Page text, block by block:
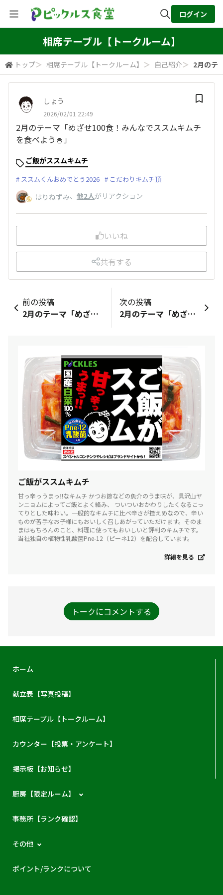
全体検索
検索
ログイン
相席テーブル【トークルーム】
トップ＞ 相席テーブル【トークルーム】 ＞ 自己紹介＞ 2月のテ
しょう
2026/02/01 22:49
2月のテーマ「めざせ100食！みんなでススムキムチ
を食べよう🍚」
ご飯がススムキムチ
ススムくんおめでとう2026 こだわりキムチ頂
はりねずみ、 他2人がリアクション
いいね
共有する
ご飯がススムキムチ
甘っ辛っうまっ‼なキムチ かつお節などの魚介のうま味が、具沢山ヤ
ンニョムによってご飯とよく絡み、 ついついおかわりしたくなるこっ
てりとした味わい。一般的なキムチに比べ辛さが控えめなので、辛い
ものが苦手なお子様にもおいしく召しあがっていただけます。そのま
まはもちろんのこと、料理に使ってもおいしいと評判のキムチです。
当社独自の植物性乳酸菌Pne-12（ピーネ12）を配合しています。
詳細を見る
前の投稿
2月のテーマ「めざせ100食！みんなでススムキムチを食べよう🍚」 ご飯がススムキムチの好きなところはなんと言っても味！！ 甘めで食べやすいので、開けたその日に1パック食べきってしまうことも笑 キムチの中でいちばんこちらのシリーズが好きです！ 1年分当たったら嬉しいな( ´꒳` )
次の投稿
2月のテーマ「めざせ100食！みんなでススムキムチを食べよう🍚」 ご飯がススムキムチが好きです😊 程よくピリ辛でほんのり甘さがあり 食材のシャキシャキ感が美味しいです♪ ご飯と食べたり きゅうりや韓国海苔などと和え物にしたりして 朝や夕によく食べています🌸
トークにコメントする
ホーム
献立表【写真投稿】
相席テーブル【トークルーム】
カウンター【投票・アンケート】
掲示板【お知らせ】
厨房【限定ルーム】
事務所【ランク確認】
その他
ポイント/ランクについて